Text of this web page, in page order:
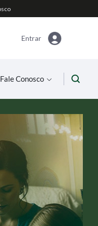
Entrar
Fale Conosco